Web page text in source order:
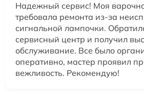
Надежный сервис! Моя
требовала ремонта из-за
сигнальной лампочки.
сервисный центр и получил
обслуживание. Все было
оперативно, мастер проявил
вежливость. Рекомендую!